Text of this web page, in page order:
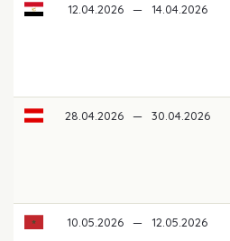
12.04.2026 — 14.04.2026
28.04.2026 — 30.04.2026
10.05.2026 — 12.05.2026